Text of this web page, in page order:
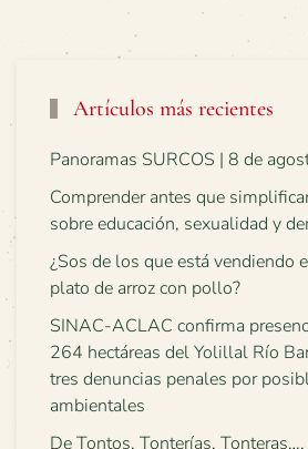
Artículos más recientes
Panoramas SURCOS | 8 de
Comprender antes que
sobre educación, sexualidad y
¿Sos de los que está vendiendo
plato de arroz con pollo?
SINAC-ACLAC confirma
264 hectáreas del Yolillal Río
tres denuncias penales por
ambientales
De Tontos, Tonterías,